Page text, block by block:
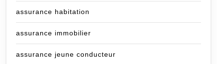
assurance habitation
assurance immobilier
assurance jeune conducteur